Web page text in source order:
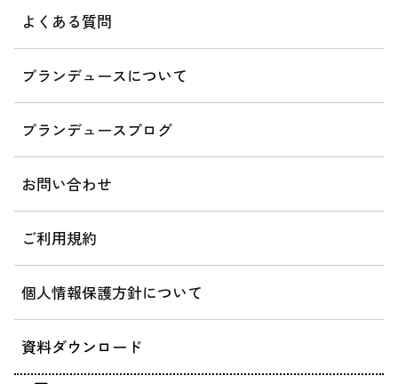
よくある質問
ブランデュースについて
ブランデュースブログ
お問い合わせ
ご利用規約
個人情報保護方針について
資料ダウンロード